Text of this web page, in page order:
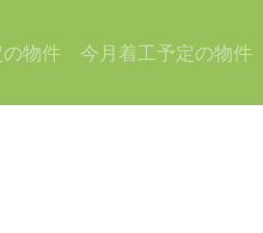
物件 今月着工予定の物件